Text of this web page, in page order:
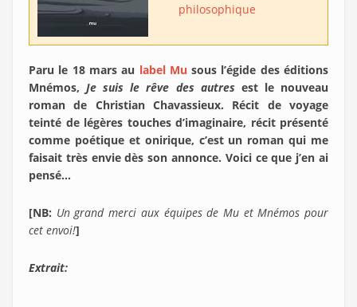
philosophique
Paru le 18 mars au label Mu sous l’égide des éditions
Mnémos,Je suis le rêve des autres est le nouveau
roman de Christian Chavassieux. Récit de voyage
teinté de légères touches d’imaginaire, récit présenté
comme poétique et onirique, c’est un roman qui me
faisait très envie dès son annonce. Voici ce que j’en ai
pensé…
[NB: Un grand merci aux équipes de Mu et Mnémos pour
cet envoi!]
Extrait: